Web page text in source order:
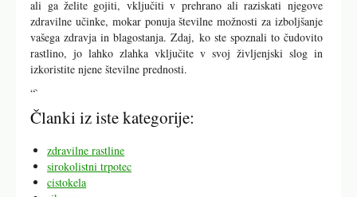
ali ga želite gojiti, vključiti v prehrano ali raziskati njegove
zdravilne učinke, mokar ponuja številne možnosti za izboljšanje
vašega zdravja in blagostanja. Zdaj, ko ste spoznali to čudovito
rastlino, jo lahko zlahka vključite v svoj življenjski slog in
izkoristite njene številne prednosti.
“`
Članki iz iste kategorije:
zdravilne rastline
sirokolistni trpotec
cistokela